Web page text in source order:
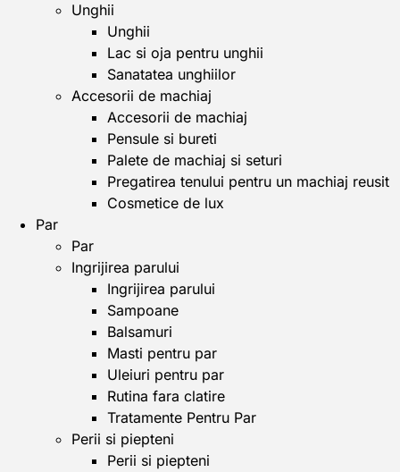
Unghii
Unghii
Lac si oja pentru unghii
Sanatatea unghiilor
Accesorii de machiaj
Accesorii de machiaj
Pensule si bureti
Palete de machiaj si seturi
Pregatirea tenului pentru un machiaj reusit
Cosmetice de lux
Par
Par
Ingrijirea parului
Ingrijirea parului
Sampoane
Balsamuri
Masti pentru par
Uleiuri pentru par
Rutina fara clatire
Tratamente Pentru Par
Perii si piepteni
Perii si piepteni